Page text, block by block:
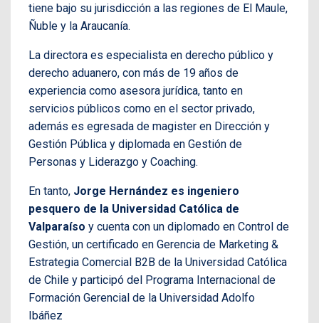
tiene bajo su jurisdicción a las regiones de El Maule,
Ñuble y la Araucanía.
La directora es especialista en derecho público y
derecho aduanero, con más de 19 años de
experiencia como asesora jurídica, tanto en
servicios públicos como en el sector privado,
además es egresada de magister en Dirección y
Gestión Pública y diplomada en Gestión de
Personas y Liderazgo y Coaching.
En tanto, Jorge Hernández es ingeniero
pesquero de la Universidad Católica de
Valparaíso y cuenta con un diplomado en Control de
Gestión, un certificado en Gerencia de Marketing &
Estrategia Comercial B2B de la Universidad Católica
de Chile y participó del Programa Internacional de
Formación Gerencial de la Universidad Adolfo
Ibáñez